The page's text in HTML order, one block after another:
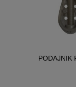
PODAJNIK